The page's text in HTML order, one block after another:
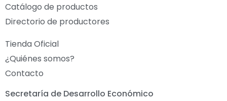
Catálogo de productos
Directorio de productores
Tienda Oficial
¿Quiénes somos?
Contacto
Secretaría de Desarrollo Económico